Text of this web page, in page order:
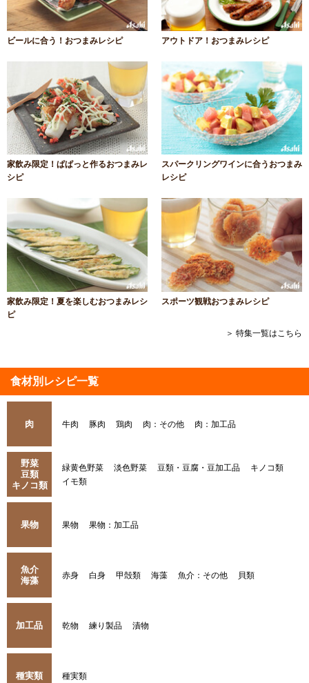
ビールに合う！おつまみレシピ アウトドア！おつまみレシピ
家飲み限定！ぱぱっと作るおつまみレ
シピ
スパークリングワインに合うおつまみ
レシピ
家飲み限定！夏を楽しむおつまみレシ
ピ
スポーツ観戦おつまみレシピ
＞ 特集一覧はこちら
食材別レシピ一覧
肉 牛肉 豚肉 鶏肉 肉：その他 肉：加工品
野菜
豆類
キノコ類
緑黄色野菜 淡色野菜 豆類・豆腐・豆加工品
キノコ類
イモ類
果物 果物 果物：加工品
魚介
海藻
赤身 白身 甲殻類 海藻 魚介：その他 貝類
加工品 乾物 練り製品 漬物
種実類 種実類